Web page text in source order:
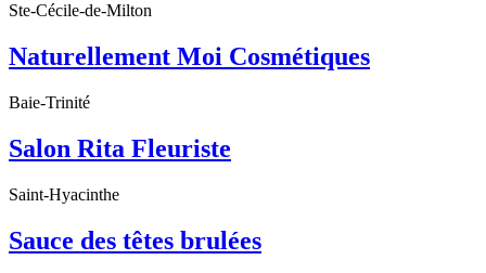
Ste-Cécile-de-Milton
Naturellement Moi Cosmétiques
Baie-Trinité
Salon Rita Fleuriste
Saint-Hyacinthe
Sauce des têtes brulées